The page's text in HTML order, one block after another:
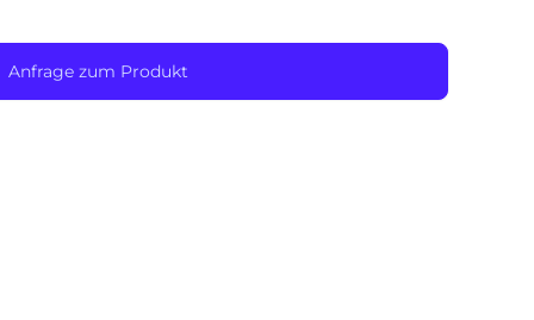
Anfrage zum Produkt